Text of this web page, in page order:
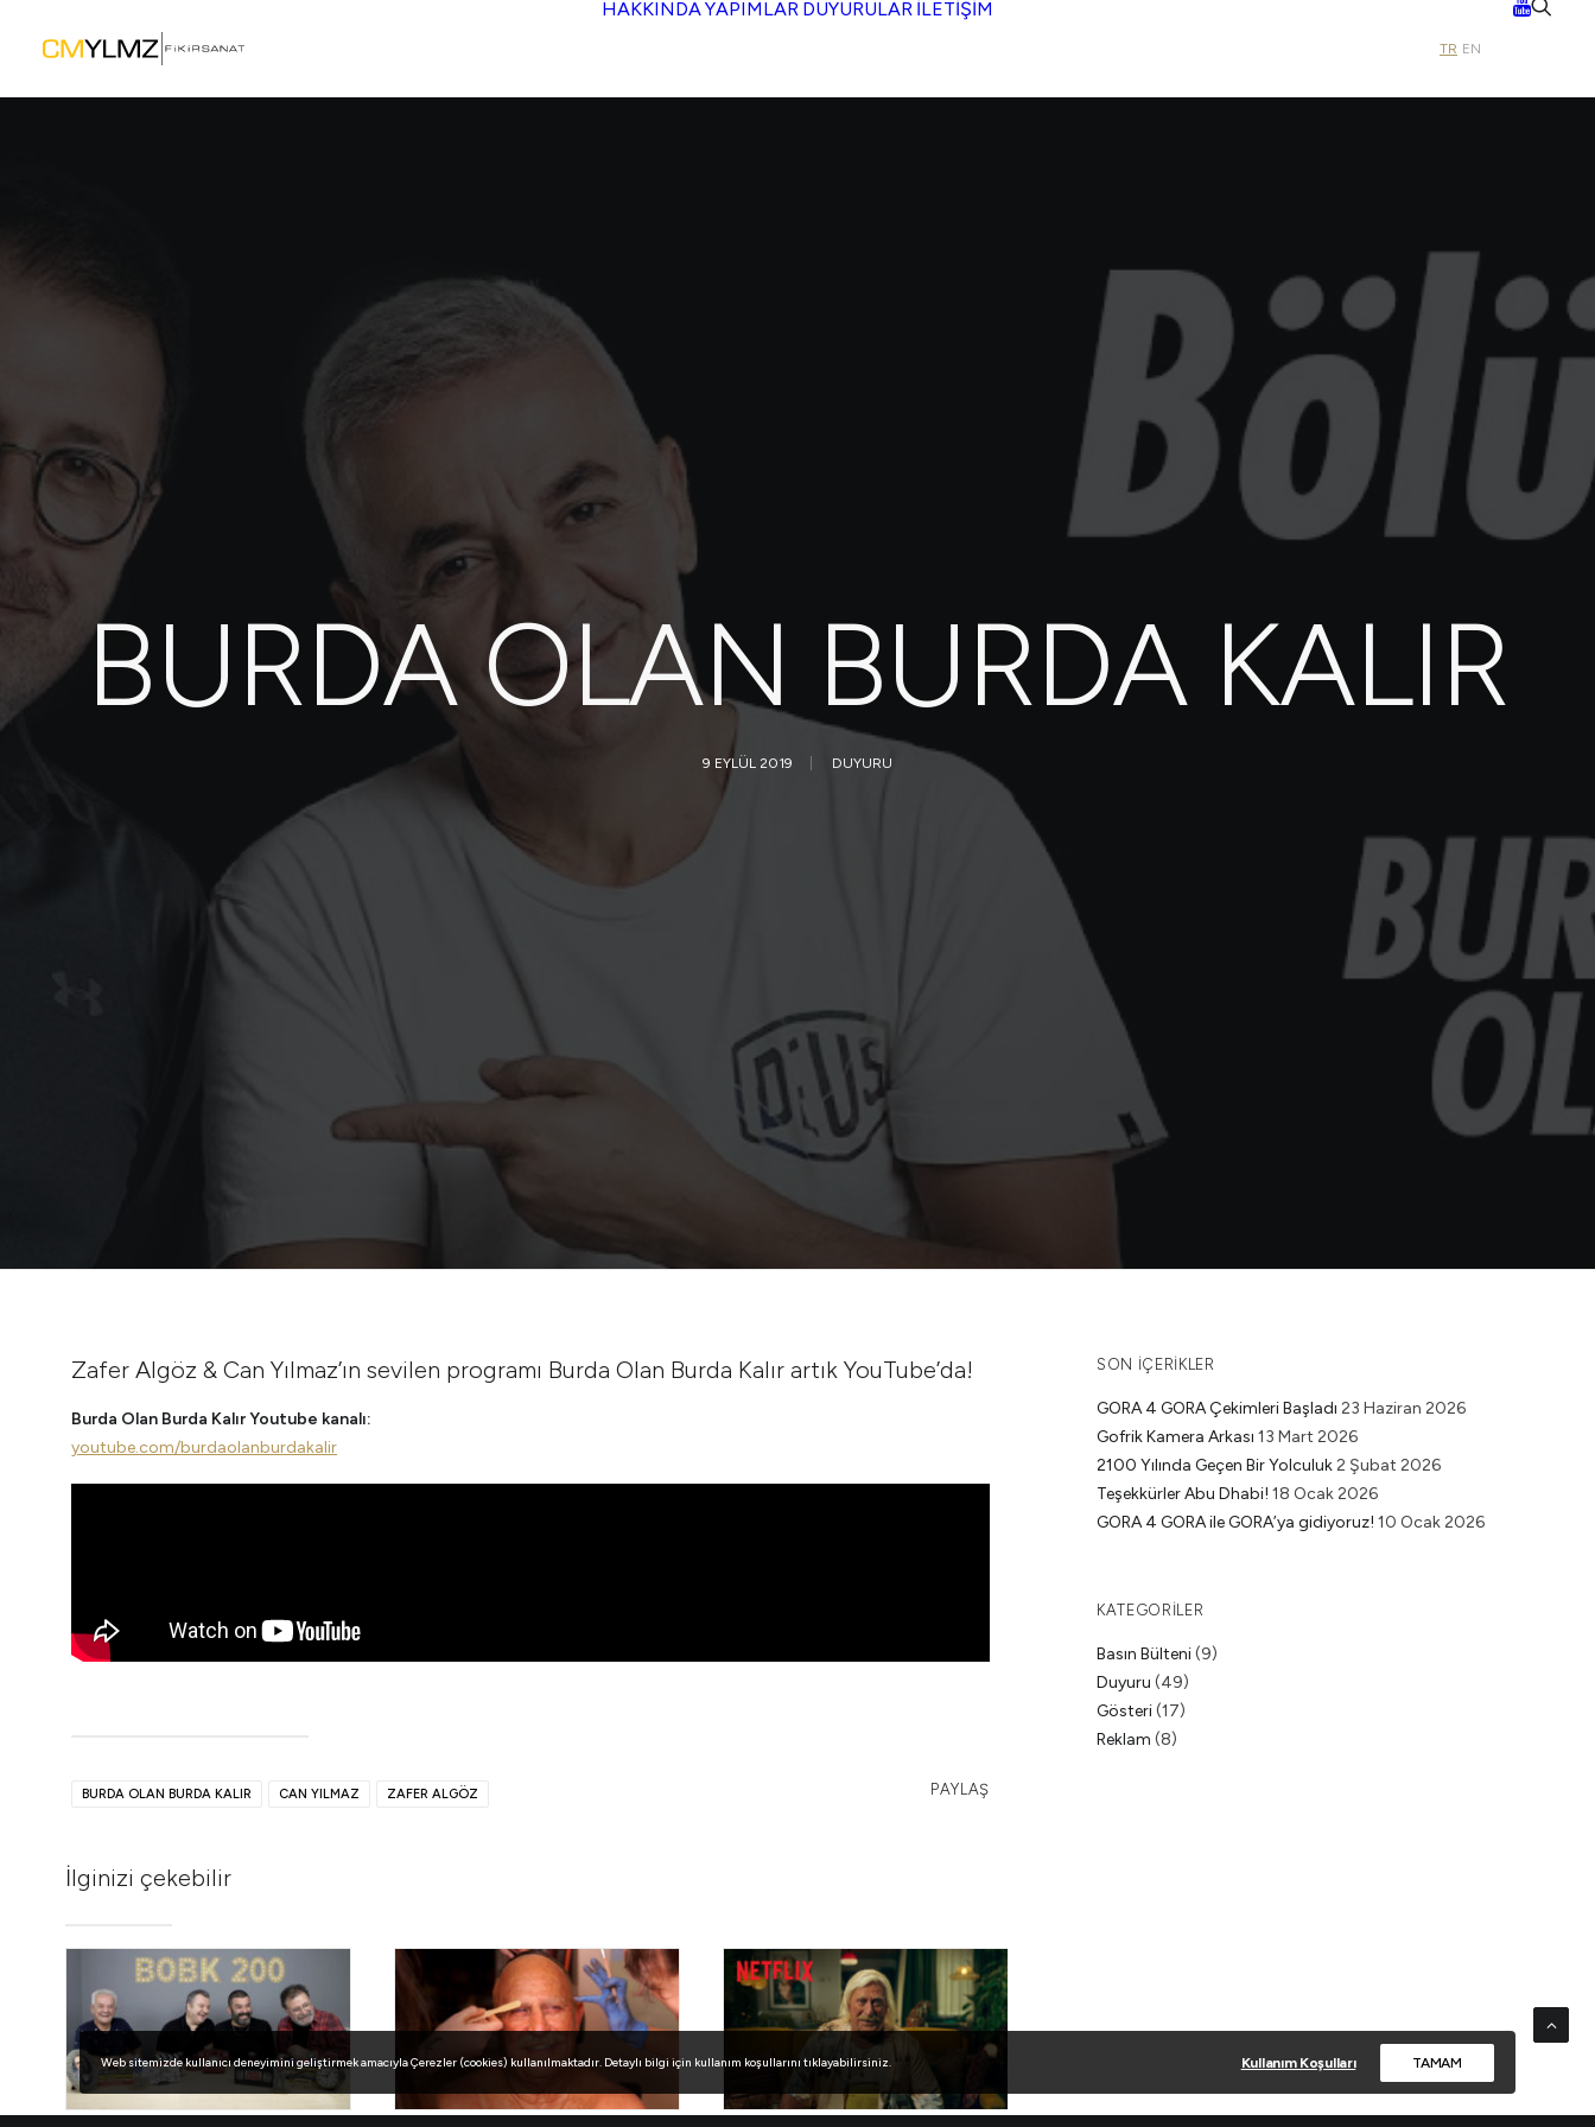
HAKKINDAYAPIMLAR DUYURULAR İLETİŞİM
TR EN
BURDA OLAN BURDA KALIR
9 EYLÜL 2019 DUYURU
Zafer Algöz & Can Yılmaz’ın sevilen programı Burda Olan Burda Kalır artık YouTube’da!
Burda Olan Burda Kalır Youtube kanalı:
youtube.com/burdaolanburdakalir
BURDA OLAN BURDA KALIR CAN YILMAZ ZAFER ALGÖZ PAYLAŞ
İlginizi çekebilir
SON İÇERIKLER
GORA 4 GORA Çekimleri Başladı 23 Haziran 2026
Gofrik Kamera Arkası 13 Mart 2026
2100 Yılında Geçen Bir Yolculuk2 Şubat 2026
Teşekkürler Abu Dhabi! 18 Ocak 2026
GORA 4 GORA ile GORA’ya gidiyoruz! 10 Ocak 2026
KATEGORILER
Basın Bülteni(9)
Duyuru (49)
Gösteri(17)
Reklam (8)
Web sitemizde kullanıcı deneyimini geliştirmek amacıyla Çerezler (cookies) kullanılmaktadır. Detaylı bilgi için kullanım koşullarını tıklayabilirsiniz. Kullanım Koşulları TAMAM